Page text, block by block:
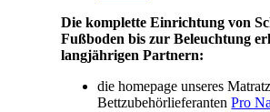
Die komplette Einrichtung von
Fußboden bis zur Beleuchtung
langjährigen Partnern:
die homepage unseres
BettzubehörlieferantenPro